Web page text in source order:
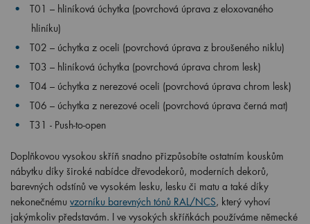
T01 – hliníková úchytka (povrchová úprava z eloxovaného
hliníku)
T02 – úchytka z oceli (povrchová úprava z broušeného niklu)
T03 – hliníková úchytka (povrchová úprava chrom lesk)
T04 – úchytka z nerezové oceli (povrchová úprava chrom lesk)
T06 – úchytka z nerezové oceli (povrchová úprava černá mat)
T31 - Push-to-open
Doplňkovou vysokou skříň snadno přizpůsobíte ostatním kouskům
nábytku díky široké nabídce dřevodekorů, moderních dekorů,
barevných odstínů ve vysokém lesku, lesku či matu a také díky
nekonečnému vzorníku barevných tónů RAL/NCS, který vyhoví
jakýmkoliv představám. I ve vysokých skříňkách používáme německé